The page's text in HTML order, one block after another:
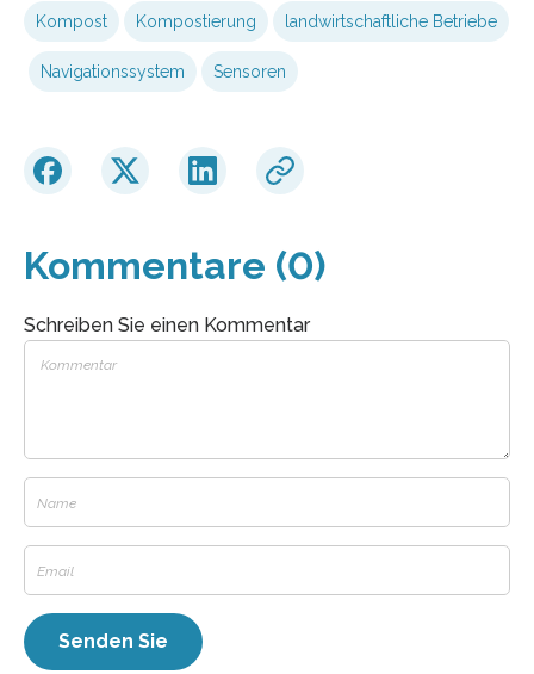
Kompost Kompostierung landwirtschaftliche Betriebe
Navigationssystem Sensoren
Kommentare (0)
Schreiben Sie einen Kommentar